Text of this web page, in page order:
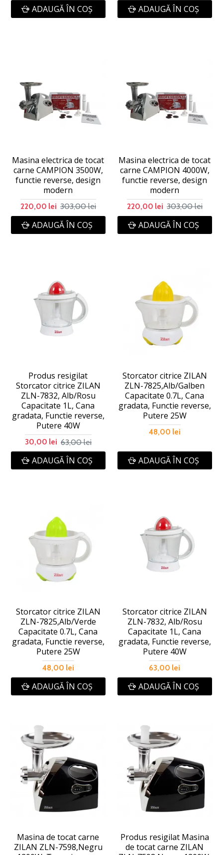
ADAUGĂ ÎN COŞ ADAUGĂ ÎN COŞ
Masina electrica de tocat
carne CAMPION 3500W,
functie reverse, design
modern
220,00 lei 303,00 lei
ADAUGĂ ÎN COŞ
Masina electrica de tocat
carne CAMPION 4000W,
functie reverse, design
modern
220,00 lei 303,00 lei
ADAUGĂ ÎN COŞ
Produs resigilat
Storcator citrice ZILAN
ZLN-7832, Alb/Rosu
Capacitate 1L, Cana
gradata, Functie reverse,
Putere 40W
30,00 lei 63,00 lei
ADAUGĂ ÎN COŞ
Storcator citrice ZILAN
ZLN-7825,Alb/Galben
Capacitate 0.7L, Cana
gradata, Functie reverse,
Putere 25W
48,00 lei
ADAUGĂ ÎN COŞ
Storcator citrice ZILAN
ZLN-7825,Alb/Verde
Capacitate 0.7L, Cana
gradata, Functie reverse,
Putere 25W
48,00 lei
ADAUGĂ ÎN COŞ
Storcator citrice ZILAN
ZLN-7832, Alb/Rosu
Capacitate 1L, Cana
gradata, Functie reverse,
Putere 40W
63,00 lei
ADAUGĂ ÎN COŞ
Masina de tocat carne
ZILAN ZLN-7598,Negru
Produs resigilat Masina
de tocat carne ZILAN